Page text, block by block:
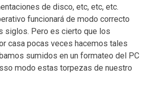
de disco, etc, etc, etc.
funcionará de modo correcto
siglos. Pero es cierto que los
casa pocas veces hacemos tales
sumidos en un formateo del PC
modo estas torpezas de nuestro